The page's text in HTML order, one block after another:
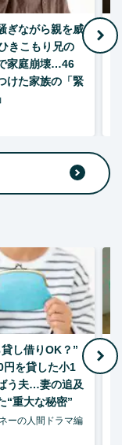
ぎながら親を威
きこもり兄の
家庭崩壊…46
けた家族の「緊
し借りOK？”
円を貸した小1
う夫…妻の追及
“重大な秘密”
ーの人間ドラマ編